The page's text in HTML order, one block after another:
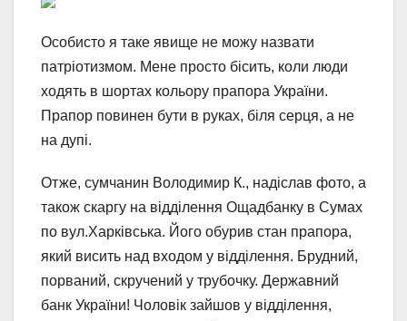
Особисто я таке явище не можу назвати
патріотизмом. Мене просто бісить, коли люди
ходять в шортах кольору прапора України.
Прапор повинен бути в руках, біля серця, а не
на дупі.
Отже, сумчанин Володимир К., надіслав фото, а
також скаргу на відділення Ощадбанку в Сумах
по вул.Харківська. Його обурив стан прапора,
який висить над входом у відділення. Брудний,
порваний, скручений у трубочку. Державний
банк України! Чоловік зайшов у відділення,